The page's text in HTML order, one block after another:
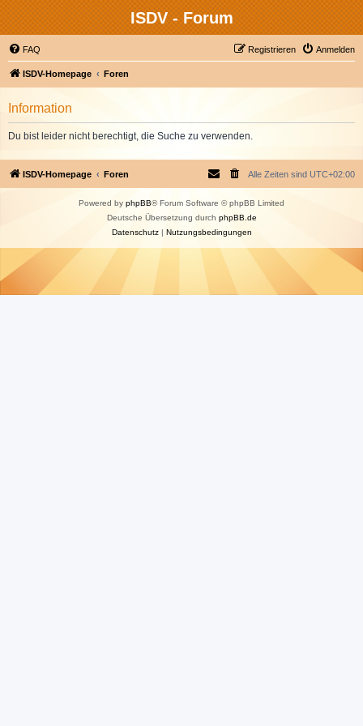
ISDV - Forum
FAQ Anmelden
Registrieren
ISDV-Homepage Foren
Information
Du bist leider nicht berechtigt, die Suche zu verwenden.
ISDV-Homepage Foren Alle Zeiten sind UTC+02:00
Powered by phpBB® Forum Software © phpBB Limited
Deutsche Übersetzung durch phpBB.de
Datenschutz| Nutzungsbedingungen